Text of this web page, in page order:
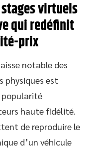
virtuels
qui redéfinit
prix
notable des
physiques est
popularité
haute fidélité.
de reproduire le
d’un véhicule